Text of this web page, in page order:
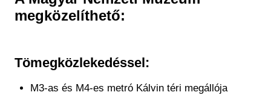
Régészet
Tagintézmények
Közérdekű adatok
Képcsarnok
Adattár
Központi Könyvtár
megközelíthető:
Tömegközlekedéssel:
M3-as és M4-es metró Kálvin téri megállója